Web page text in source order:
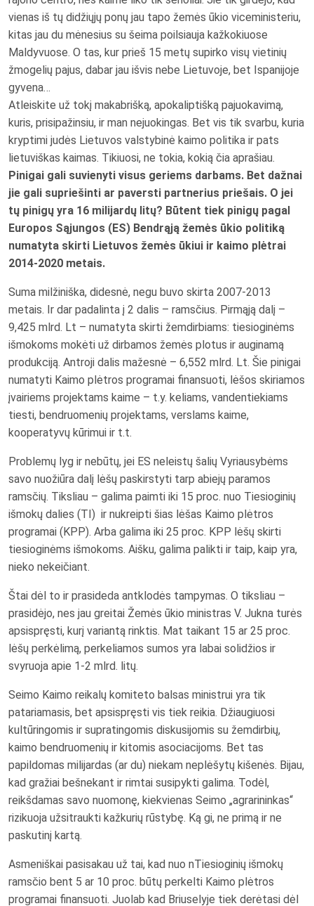
vienas iš tų didžiųjų ponų jau tapo žemės ūkio viceministeriu,
kitas jau du mėnesius su šeima poilsiauja kažkokiuose
Maldyvuose. O tas, kur prieš 15 metų supirko visų vietinių
žmogelių pajus, dabar jau išvis nebe Lietuvoje, bet Ispanijoje
gyvena…
Atleiskite už tokį makabrišką, apokaliptišką pajuokavimą,
kuris, prisipažinsiu, ir man nejuokingas. Bet vis tik svarbu, kuria
kryptimi judės Lietuvos valstybinė kaimo politika ir pats
lietuviškas kaimas. Tikiuosi, ne tokia, kokią čia aprašiau.
Pinigai gali suvienyti visus geriems darbams. Bet dažnai
jie gali supriešinti ar paversti partnerius priešais. O jei
tų pinigų yra 16 milijardų litų? Būtent tiek pinigų pagal
Europos Sąjungos (ES) Bendrąją žemės ūkio politiką
numatyta skirti Lietuvos žemės ūkiui ir kaimo plėtrai
2014-2020 metais.
Suma milžiniška, didesnė, negu buvo skirta 2007-2013
metais. Ir dar padalinta į 2 dalis – ramsčius. Pirmąją dalį –
9,425 mlrd. Lt – numatyta skirti žemdirbiams: tiesioginėms
išmokoms mokėti už dirbamos žemės plotus ir auginamą
produkciją. Antroji dalis mažesnė – 6,552 mlrd. Lt. Šie pinigai
numatyti Kaimo plėtros programai finansuoti, lėšos skiriamos
įvairiems projektams kaime – t.y. keliams, vandentiekiams
tiesti, bendruomenių projektams, verslams kaime,
kooperatyvų kūrimui ir t.t.
Problemų lyg ir nebūtų, jei ES neleistų šalių Vyriausybėms
savo nuožiūra dalį lėšų paskirstyti tarp abiejų paramos
ramsčių. Tiksliau – galima paimti iki 15 proc. nuo Tiesioginių
išmokų dalies (TI) ir nukreipti šias lėšas Kaimo plėtros
programai (KPP). Arba galima iki 25 proc. KPP lėšų skirti
tiesioginėms išmokoms. Aišku, galima palikti ir taip, kaip yra,
nieko nekeičiant.
Štai dėl to ir prasideda antklodės tampymas. O tiksliau –
prasidėjo, nes jau greitai Žemės ūkio ministras V. Jukna turės
apsispręsti, kurį variantą rinktis. Mat taikant 15 ar 25 proc.
lėšų perkėlimą, perkeliamos sumos yra labai solidžios ir
svyruoja apie 1-2 mlrd. litų.
Seimo Kaimo reikalų komiteto balsas ministrui yra tik
patariamasis, bet apsispręsti vis tiek reikia. Džiaugiuosi
kultūringomis ir supratingomis diskusijomis su žemdirbių,
kaimo bendruomenių ir kitomis asociacijoms. Bet tas
papildomas milijardas (ar du) niekam neplėšytų kišenės. Bijau,
kad gražiai bešnekant ir rimtai susipykti galima. Todėl,
reikšdamas savo nuomonę, kiekvienas Seimo „agrarininkas“
rizikuoja užsitraukti kažkurių rūstybę. Ką gi, ne primą ir ne
paskutinį kartą.
Asmeniškai pasisakau už tai, kad nuo nTiesioginių išmokų
ramsčio bent 5 ar 10 proc. būtų perkelti Kaimo plėtros
programai finansuoti. Juolab kad Briuselyje tiek derėtasi dėl